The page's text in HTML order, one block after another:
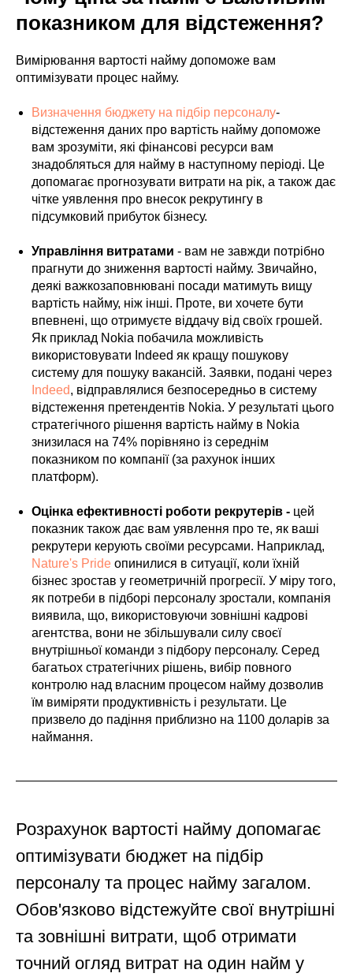
показником для відстеження?
Вимірювання вартості найму допоможе вам
оптимізувати процес найму.
Визначення бюджету на підбір персоналу-
відстеження даних про вартість найму допоможе
вам зрозуміти, які фінансові ресурси вам
знадобляться для найму в наступному періоді. Це
допомагає прогнозувати витрати на рік, а також дає
чітке уявлення про внесок рекрутингу в
підсумковий прибуток бізнесу.
Управління витратами - вам не завжди потрібно
прагнути до зниження вартості найму. Звичайно,
деякі важкозаповнювані посади матимуть вищу
вартість найму, ніж інші. Проте, ви хочете бути
впевнені, що отримуєте віддачу від своїх грошей.
Як приклад Nokia побачила можливість
використовувати Indeed як кращу пошукову
систему для пошуку вакансій. Заявки, подані через
Indeed, відправлялися безпосередньо в систему
відстеження претендентів Nokia. У результаті цього
стратегічного рішення вартість найму в Nokia
знизилася на 74% порівняно із середнім
показником по компанії (за рахунок інших
платформ).
Оцінка ефективності роботи рекрутерів - цей
показник також дає вам уявлення про те, як ваші
рекрутери керують своїми ресурсами. Наприклад,
Nature's Pride опинилися в ситуації, коли їхній
бізнес зростав у геометричній прогресії. У міру того,
як потреби в підборі персоналу зростали, компанія
виявила, що, використовуючи зовнішні кадрові
агентства, вони не збільшували силу своєї
внутрішньої команди з підбору персоналу. Серед
багатьох стратегічних рішень, вибір повного
контролю над власним процесом найму дозволив
їм виміряти продуктивність і результати. Це
призвело до падіння приблизно на 1100 доларів за
наймання.
Розрахунок вартості найму допомагає
оптимізувати бюджет на підбір
персоналу та процес найму загалом.
Обов'язково відстежуйте свої внутрішні
та зовнішні витрати, щоб отримати
точний огляд витрат на один найм у